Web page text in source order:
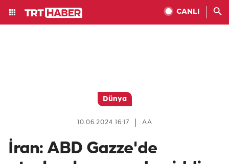
CANLI
Dünya
AA
10.06.2024 16:17
İran: ABD Gazze'de